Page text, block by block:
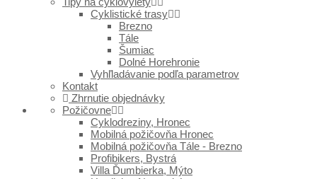
Cyklistické trasy
Brezno
Tále
Šumiac
Dolné Horehronie
Vyhľladávanie podľa parametrov
Kontakt
Zhrnutie objednávky
Požičovne
Cyklodreziny, Hronec
Mobilná požičovňa Hronec
Mobilná požičovňa Tále - Brezno
Profibikers, Bystrá
Villa Ďumbierka, Mýto